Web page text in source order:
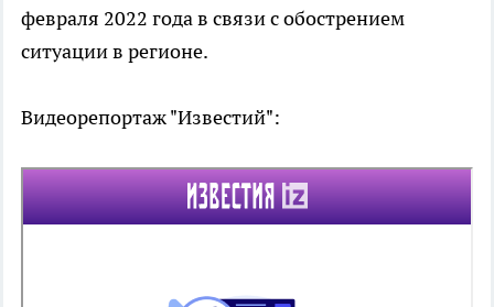
февраля 2022 года в связи с обострением
ситуации в регионе.
Видеорепортаж "Известий":